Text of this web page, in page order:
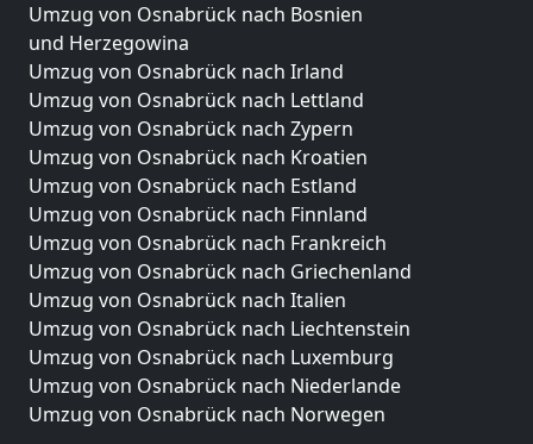
Umzug von Osnabrück nach Bosnien
und Herzegowina
Umzug von Osnabrück nach Irland
Umzug von Osnabrück nach Lettland
Umzug von Osnabrück nach Zypern
Umzug von Osnabrück nach Kroatien
Umzug von Osnabrück nach Estland
Umzug von Osnabrück nach Finnland
Umzug von Osnabrück nach Frankreich
Umzug von Osnabrück nach Griechenland
Umzug von Osnabrück nach Italien
Umzug von Osnabrück nach Liechtenstein
Umzug von Osnabrück nach Luxemburg
Umzug von Osnabrück nach Niederlande
Umzug von Osnabrück nach Norwegen